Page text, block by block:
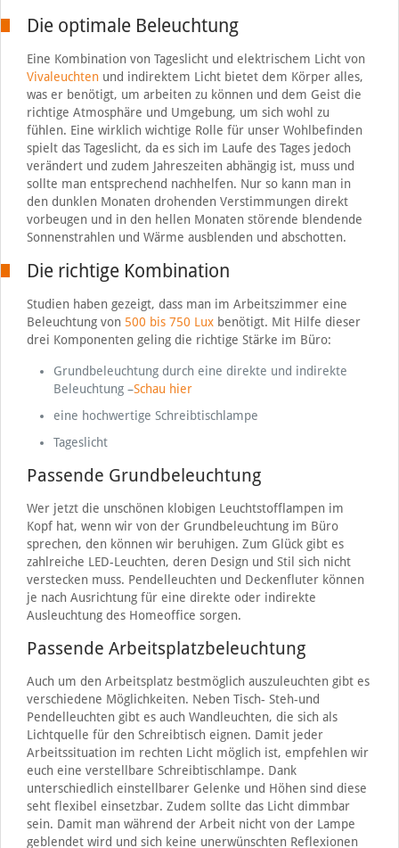
Die optimale Beleuchtung
Eine Kombination von Tageslicht und elektrischem Licht von
Vivaleuchtenund indirektem Licht bietet dem Körper alles,
was er benötigt, um arbeiten zu können und dem Geist die
richtige Atmosphäre und Umgebung, um sich wohl zu
fühlen. Eine wirklich wichtige Rolle für unser Wohlbefinden
spielt das Tageslicht, da es sich im Laufe des Tages jedoch
verändert und zudem Jahreszeiten abhängig ist, muss und
sollte man entsprechend nachhelfen. Nur so kann man in
den dunklen Monaten drohenden Verstimmungen direkt
vorbeugen und in den hellen Monaten störende blendende
Sonnenstrahlen und Wärme ausblenden und abschotten.
Die richtige Kombination
Studien haben gezeigt, dass man im Arbeitszimmer eine
Beleuchtung von 500 bis 750 Luxbenötigt. Mit Hilfe dieser
drei Komponenten geling die richtige Stärke im Büro:
Grundbeleuchtung durch eine direkte und indirekte
Beleuchtung –Schau hier
eine hochwertige Schreibtischlampe
Tageslicht
Passende Grundbeleuchtung
Wer jetzt die unschönen klobigen Leuchtstofflampen im
Kopf hat, wenn wir von der Grundbeleuchtung im Büro
sprechen, den können wir beruhigen. Zum Glück gibt es
zahlreiche LED-Leuchten, deren Design und Stil sich nicht
verstecken muss. Pendelleuchten und Deckenfluter können
je nach Ausrichtung für eine direkte oder indirekte
Ausleuchtung des Homeoffice sorgen.
Passende Arbeitsplatzbeleuchtung
Auch um den Arbeitsplatz bestmöglich auszuleuchten gibt es
verschiedene Möglichkeiten. Neben Tisch- Steh-und
Pendelleuchten gibt es auch Wandleuchten, die sich als
Lichtquelle für den Schreibtisch eignen. Damit jeder
Arbeitssituation im rechten Licht möglich ist, empfehlen wir
euch eine verstellbare Schreibtischlampe. Dank
unterschiedlich einstellbarer Gelenke und Höhen sind diese
seht flexibel einsetzbar. Zudem sollte das Licht dimmbar
sein. Damit man während der Arbeit nicht von der Lampe
geblendet wird und sich keine unerwünschten Reflexionen